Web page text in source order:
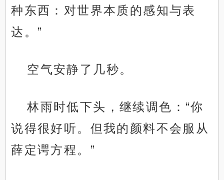
种东西：对世界本质的感知与表
达。”
空气安静了几秒。
林雨时低下头，继续调色：“你
说得很好听。但我的颜料不会服从
薛定谔方程。”